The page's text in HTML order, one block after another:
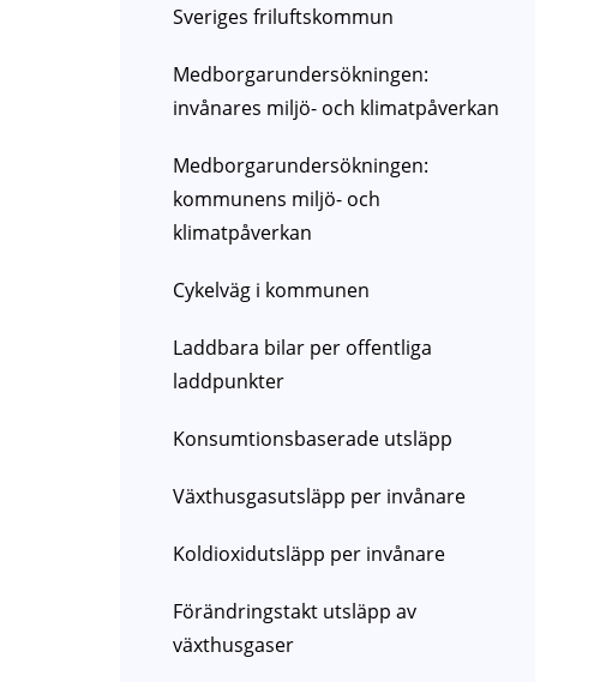
Sveriges friluftskommun
Medborgarundersökningen:
invånares miljö- och klimatpåverkan
Medborgarundersökningen:
kommunens miljö- och
klimatpåverkan
Cykelväg i kommunen
Laddbara bilar per offentliga
laddpunkter
Konsumtionsbaserade utsläpp
Växthusgasutsläpp per invånare
Koldioxidutsläpp per invånare
Förändringstakt utsläpp av
växthusgaser